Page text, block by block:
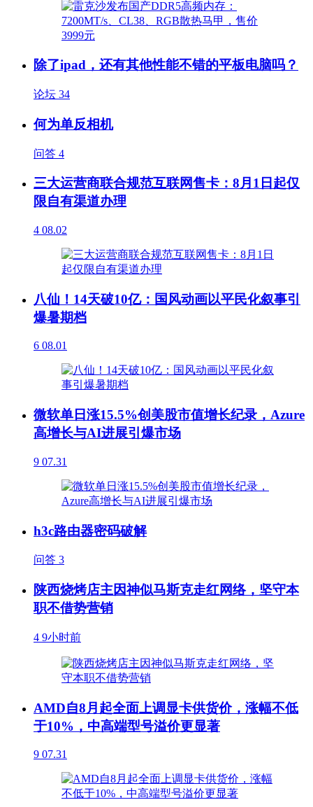
除了ipad，还有其他性能不错的平板电脑吗？
论坛 34
何为单反相机
问答 4
三大运营商联合规范互联网售卡：8月1日起仅
限自有渠道办理
4 08.02
八仙！14天破10亿：国风动画以平民化叙事引
爆暑期档
6 08.01
微软单日涨15.5%创美股市值增长纪录，Azure
高增长与AI进展引爆市场
9 07.31
h3c路由器密码破解
问答 3
陕西烧烤店主因神似马斯克走红网络，坚守本
职不借势营销
4 9小时前
AMD自8月起全面上调显卡供货价，涨幅不低
于10%，中高端型号溢价更显著
9 07.31